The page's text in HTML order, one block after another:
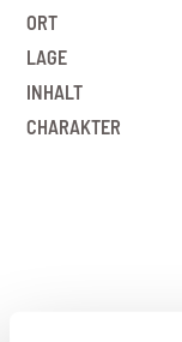
ORT
LAGE
INHALT
CHARAKTER